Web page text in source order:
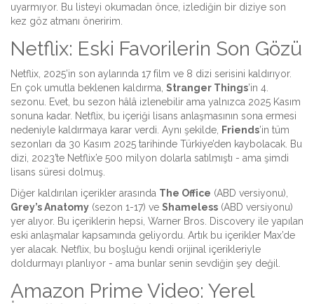
uyarmıyor. Bu listeyi okumadan önce, izlediğin bir diziye son
kez göz atmanı öneririm.
Netflix: Eski Favorilerin Son Gözü
Netflix, 2025’in son aylarında 17 film ve 8 dizi serisini kaldırıyor.
En çok umutla beklenen kaldırma, Stranger Things’in 4.
sezonu. Evet, bu sezon hâlâ izlenebilir ama yalnızca 2025 Kasım
sonuna kadar. Netflix, bu içeriği lisans anlaşmasının sona ermesi
nedeniyle kaldırmaya karar verdi. Aynı şekilde,
Friends’in tüm
sezonları da 30 Kasım 2025 tarihinde Türkiye’den kaybolacak. Bu
dizi, 2023’te Netflix’e 500 milyon dolarla satılmıştı - ama şimdi
lisans süresi dolmuş.
Diğer kaldırılan içerikler arasında The Office (ABD versiyonu),
Grey’s Anatomy (sezon 1-17) ve Shameless (ABD versiyonu)
yer alıyor. Bu içeriklerin hepsi, Warner Bros. Discovery ile yapılan
eski anlaşmalar kapsamında geliyordu. Artık bu içerikler Max’de
yer alacak. Netflix, bu boşluğu kendi orijinal içerikleriyle
doldurmayı planlıyor - ama bunlar senin sevdiğin şey değil.
Amazon Prime Video: Yerel